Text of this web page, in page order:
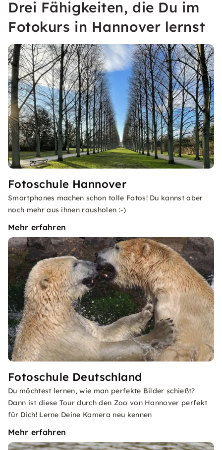
Drei Fähigkeiten, die Du im
Fotokurs in Hannover lernst
Fotoschule Hannover
Smartphones machen schon tolle Fotos! Du kannst aber
noch mehr aus ihnen rausholen :-)
Mehr erfahren
Fotoschule Deutschland
Du möchtest lernen, wie man perfekte Bilder schießt?
Dann ist diese Tour durch den Zoo von Hannover perfekt
für Dich! Lerne Deine Kamera neu kennen
Mehr erfahren